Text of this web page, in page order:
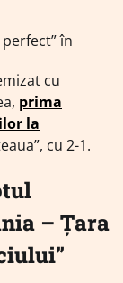
cu
prima
la
cu 2-1.
– Țara